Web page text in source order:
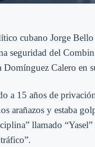
cubano Jorge
seguridad del
Calero en
a 15 años de
arañazos y estaba
llamado